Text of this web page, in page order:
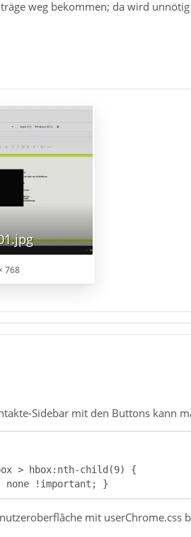
weg bekommen; da wird
768
Sidebar mit den Buttons kann
none !important; }
mit userChrome.css